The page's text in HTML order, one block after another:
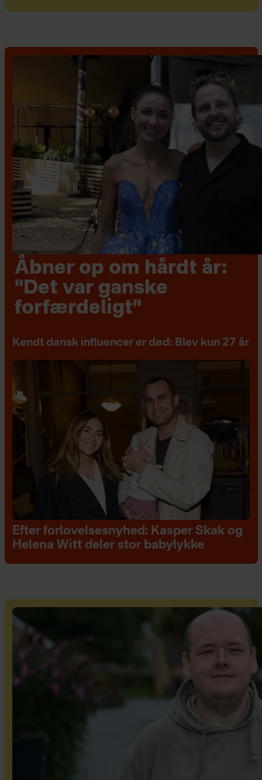
Åbner op om hårdt år:
"Det var ganske
forfærdeligt"
Kendt dansk influencer er død: Blev kun 27 år
Efter forlovelsesnyhed: Kasper Skak og
Helena Witt deler stor babylykke